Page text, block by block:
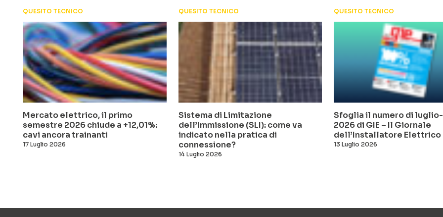
QUESITO TECNICO
Mercato elettrico, il primo
semestre 2026 chiude a +12,01%:
cavi ancora trainanti
17 Luglio 2026
QUESITO TECNICO
Sistema di Limitazione
dell’Immissione (SLI): come va
indicato nella pratica di
connessione?
14 Luglio 2026
QUESITO TECNICO
Sfoglia il numero di
2026 di GIE – Il Giornale
dell’Installatore Elettrico
13 Luglio 2026